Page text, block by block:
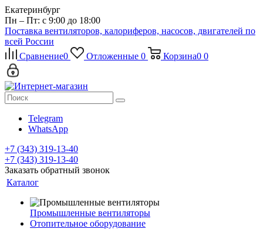
Екатеринбург
Пн – Пт: с 9:00 до 18:00
Поставка вентиляторов, калориферов, насосов, двигателей по
всей России
Сравнение0 Отложенные 0 Корзина0 0
Telegram
WhatsApp
+7 (343) 319-13-40
+7 (343) 319-13-40
Заказать обратный звонок
Каталог
Промышленные вентиляторы
Отопительное оборудование